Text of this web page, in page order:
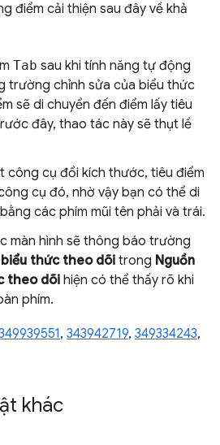
điểm cải thiện sau đây về khả
Tab sau khi tính năng tự động
trường chỉnh sửa của biểu thức
sẽ di chuyển đến điểm lấy tiêu
đây, thao tác này sẽ thụt lề
công cụ đổi kích thước, tiêu điểm
cụ đó, nhờ vậy bạn có thể di
các phím mũi tên phải và trái.
màn hình sẽ thông báo trường
thức theo dõi trong Nguồn
theo dõihiện có thể thấy rõ khi
phím.
, 343942719, 349334243,
khác